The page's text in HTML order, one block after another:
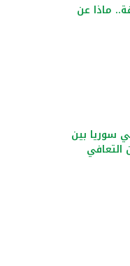
ماذا عن
سوريا بين